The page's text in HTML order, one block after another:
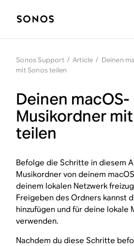
Sonos Support / Article / Deinen
mit Sonos teilen
Deinen macOS-
Musikordner
teilen
Befolge die Schritte in diesem
Musikordner von deinem
deinem lokalen Netzwerk
Freigeben des Ordners kannst
hinzufügen und für deine lokale
verwenden.
Nachdem du diese Schritte